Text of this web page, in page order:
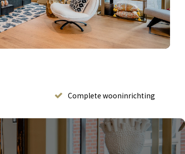
Complete wooninrichting